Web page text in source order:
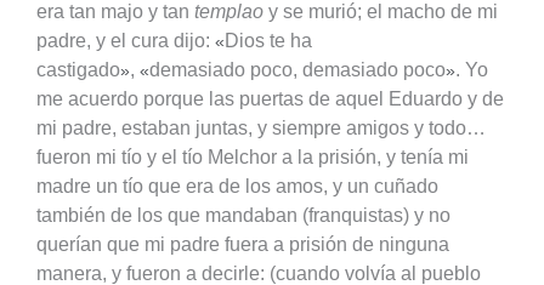
era tan majo y tan templao y se murió; el macho de mi
padre, y el cura dijo: « Dios te ha
castigado», «demasiado poco, demasiado poco». Yo
me acuerdo porque las puertas de aquel Eduardo y de
mi padre, estaban juntas, y siempre amigos y todo…
fueron mi tío y el tío Melchor a la prisión, y tenía mi
madre un tío que era de los amos, y un cuñado
también de los que mandaban (franquistas) y no
querían que mi padre fuera a prisión de ninguna
manera, y fueron a decirle: (cuando volvía al pueblo